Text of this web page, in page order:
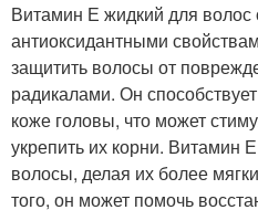
Витамин Е жидкий для волос
антиоксидантными
защитить волосы от
радикалами. Он
коже головы, что может
укрепить их корни. Витамин
волосы, делая их более
того, он может помочь